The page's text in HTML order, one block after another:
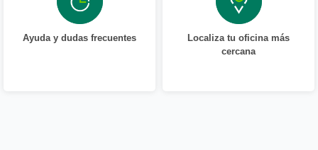
Ayuda y dudas frecuentes
Localiza tu oficina más
cercana